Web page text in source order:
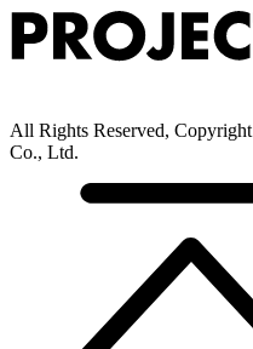
All Rights Reserved,
Co., Ltd.